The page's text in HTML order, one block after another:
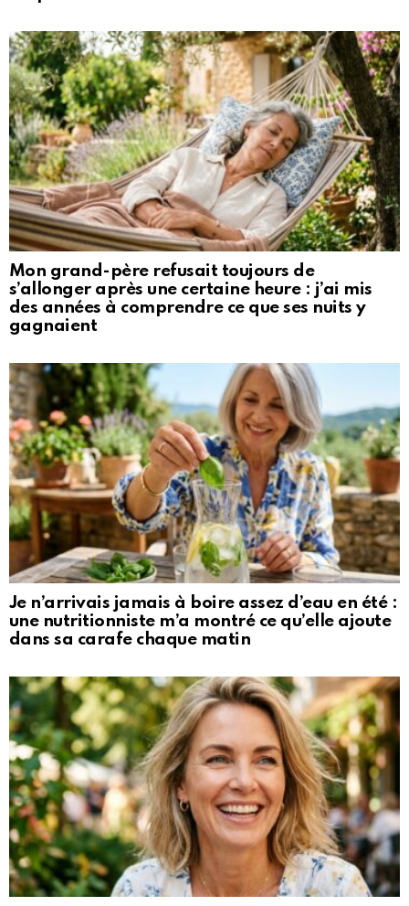
Mon grand-père refusait toujours de
s’allonger après une certaine heure : j’ai mis
des années à comprendre ce que ses nuits y
gagnaient
Je n’arrivais jamais à boire assez d’eau en été :
une nutritionniste m’a montré ce qu’elle ajoute
dans sa carafe chaque matin